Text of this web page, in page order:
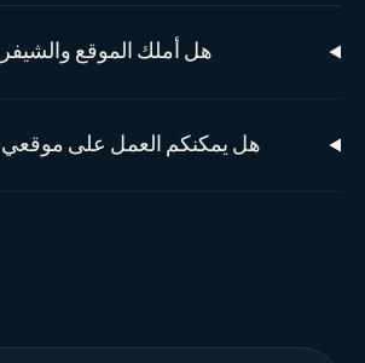
هل أملك الموقع
هل يمكنكم العمل على موقعي